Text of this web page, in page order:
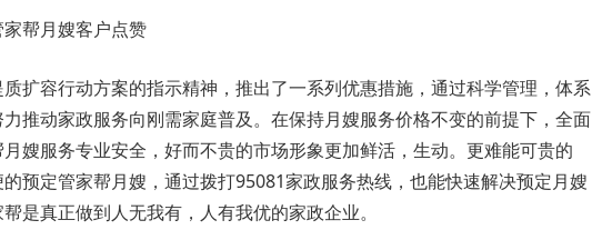
帮月嫂客户点赞
容行动方案的指示精神，推出了一系列优惠措施，通过科学管理，体系
推动家政服务向刚需家庭普及。在保持月嫂服务价格不变的前提下，全面
嫂服务专业安全，好而不贵的市场形象更加鲜活，生动。更难能可贵的
预定管家帮月嫂，通过拨打95081家政服务热线，也能快速解决预定月嫂
是真正做到人无我有，人有我优的家政企业。